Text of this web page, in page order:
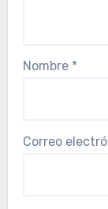
Nombre *
Correo